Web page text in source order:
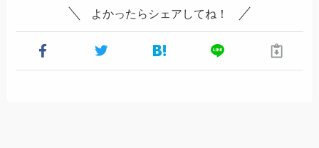
よかったらシェアしてね！